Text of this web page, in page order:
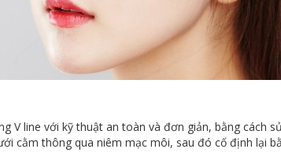
V line với kỹ thuật an toàn và đơn giản, bằng cách
cằm thông qua niêm mạc môi, sau đó cố định lại